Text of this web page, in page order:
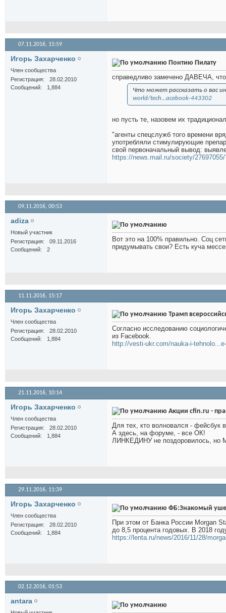
07.11.2016, 15:59
Игорь Захарченко
Член сообщества
Регистрация
28.02.2010
Сообщений
1,884
Понтию Пилату
справедливо замечено ДАВЕЧА,
Что может рассказать о вас
world/tech...acebook-443302
но пусть те, назовем их
"агенты спецслужб того времени
употребляли стимулирующие
свой первоначальный вывод:
https://news.mail.ru/society/
09.11.2016, 00:53
adiza
Новый участник
Регистрация
09.11.2016
Сообщений
2
Вот это на 100% правильно. Соц
придумывать свои? Есть куча
11.11.2016, 15:17
Игорь Захарченко
Член сообщества
Регистрация
28.02.2010
Сообщений
1,884
Трамп
Согласно исследованию
из Facebook.
http://vesti-ukr.com/nauka-i-
21.11.2016, 10:14
Игорь Захарченко
Член сообщества
Регистрация
28.02.2010
Сообщений
1,884
Акции cfin.ru -
Для тех, кто волновался - фейсбук
А здесь, на форуме, - все ОК!
ЛИНКЕДИНУ не поздоровилось, но
29.11.2016, 11:39
Игорь Захарченко
Член сообщества
Регистрация
28.02.2010
Сообщений
1,884
ФБ:Знакомый
При этом от Банка России Morgan
до 8,5 процента годовых. В 2018
https://lenta.ru/news/2016/11/28/
02.12.2016, 01:53
antara